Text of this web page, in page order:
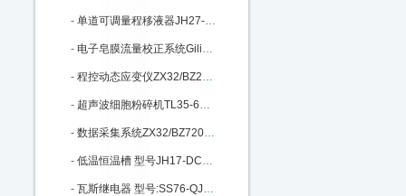
- 单道可调量程移液器JH27-100-1000ul M22806
- 电子皂膜流量校正系统Gilibrator-2：M91285
- 程控动态应变仪ZX32/BZ2668 库号：M184253
- 超声波细胞粉碎机TL35-650Y库号：M240147
- 数据采集系统ZX32/BZ7201库号：M242379
- 低温恒温槽 型号JH17-DC0506：M302981
- 瓦斯继电器 型号:SS76-QJ1G-80A：M337579